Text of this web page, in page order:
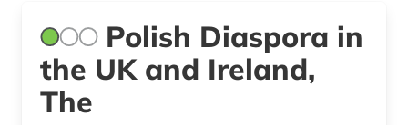
Polish Diaspora in
the UK and Ireland,
The